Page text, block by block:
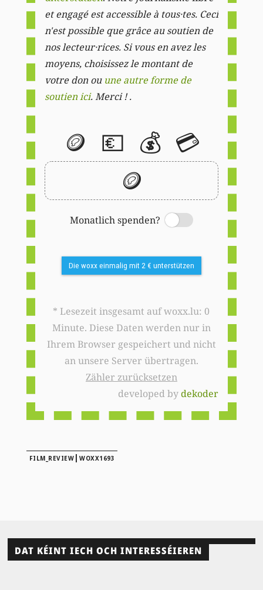
et engagé est accessible à tous·tes. Ceci
n'est possible que grâce au soutien de
nos lecteur·rices. Si vous en avez les
moyens, choisissez le montant de
votre don ou une autre forme de
soutien ici. Merci ! .
🪙 💶 💰 💳
🪙
Monatlich spenden?
Switch
Die woxx einmalig mit 2 € unterstützen
* Lesezeit insgesamt auf woxx.lu: 0
Minute. Diese Daten werden nur in
Ihrem Browser gespeichert und nicht
an unsere Server übertragen.
Zähler zurücksetzen
developed bydekoder
FILM_REVIEW |WOXX1693
DAT KÉINT IECH OCH INTERESSÉIEREN